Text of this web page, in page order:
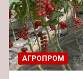
АГРОПРОМ